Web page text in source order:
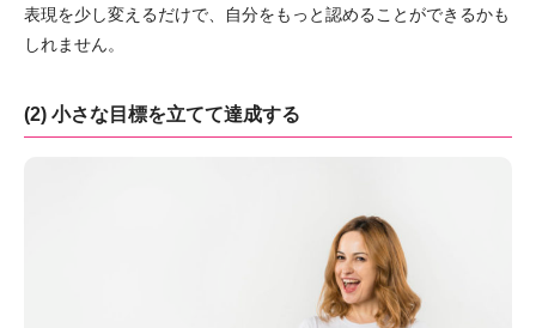
表現を少し変えるだけで、自分をもっと認めることができるかも
しれません。
(2) 小さな目標を立てて達成する